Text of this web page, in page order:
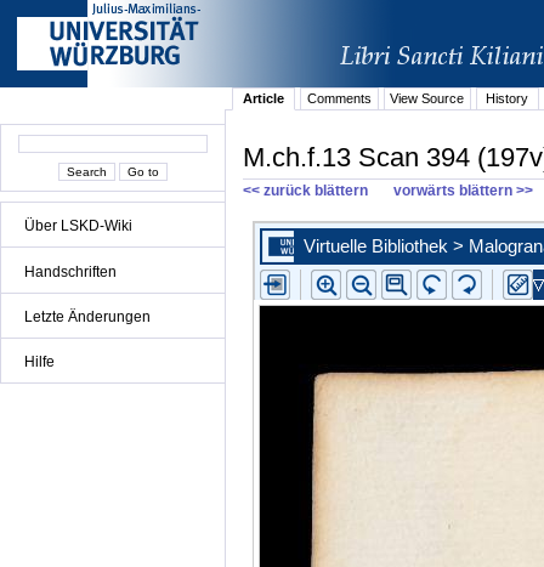
Über LSKD-Wiki
Handschriften
Letzte Änderungen
Hilfe
Article Comments View Source History
M.ch.f.13 Scan 394
<< zurück blättern vorwärts blättern >>